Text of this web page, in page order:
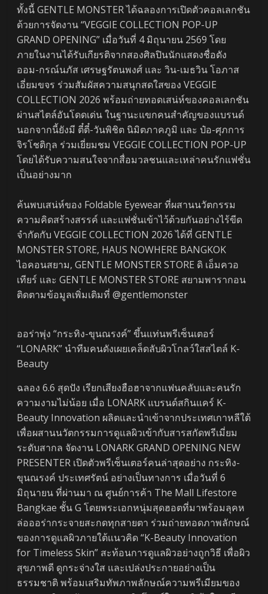
ทั้งนี้ GENTLE MONSTER ได้ฉลองการเปิดตัวคอลเลกชัน
ด้วยการจัดงาน “VEGGIE COLLECTION POP-UP
GRAND OPENING” เมื่อวันที่ 4 มิถุนายน 2569 โดย
ภายในงานได้รับเกียรติจากสองศิลปินนักแสดงชื่อดัง
ออม-กรณ์นภัส เศรษฐรัตนพงศ์ และ วิน-เมธวิน โอภาส
เอี่ยมขจร ร่วมสัมผัสความสนุกสดใสของ VEGGIE
COLLECTION 2026 พร้อมถ่ายทอดเสน่ห์ของคอลเลกชัน
ผ่านสไตล์อันโดดเด่น ในฐานะแขกคนสำคัญของแบรนด์
นอกจากนี้ยังมี ตี๋ตี๋-วันพิชิต นิมิตภาคภูมิ และ ป๋อ-ศุภการ
จิรโชติกุล ร่วมเยี่ยมชม VEGGIE COLLECTION POP-UP
โดยได้รับความสนใจจากสื่อมวลชนและเหล่าคนรักแฟชั่น
เป็นอย่างมาก
ค้นพบเสน่ห์ของ Foldable Eyewear ที่ผสานนวัตกรรม
ความคิดสร้างสรรค์ และแฟชั่นเข้าไว้ด้วยกันอย่างไร้ขีด
จำกัดกับ VEGGIE COLLECTION 2026 ได้ที่ GENTLE
MONSTER STORE, HAUS NOWHERE BANGKOK
ไอคอนสยาม, GENTLE MONSTER STORE ดิ เอ็มควอ
เทียร์ และ GENTLE MONSTER STORE สยามพารากอน
ติดตามข้อมูลเพิ่มเติมที่ @gentlemonster
ออร่าพุ่ง “กระทิง-ขุนณรงค์” ขึ้นแท่นพรีเซ็นเตอร์
“LONARK” นำทีมคนดังเผยเคล็ดลับผิวโกลว์ใสสไตล์ K-
Beauty
​ฉลอง 6.6 สุดปัง เรียกเสียงฮือฮาจากแฟนคลับและคนรัก
ความงามไม่น้อย เมื่อ LONARK แบรนด์สกินแคร์ K-
Beauty Innovation ผลิตและนำเข้าจากประเทศเกาหลีใต้
เพื่อผสานนวัตกรรมการดูแลผิวเข้ากับสารสกัดพรีเมี่ยม
ระดับสากล จัดงาน LONARK GRAND OPENING NEW
PRESENTER เปิดตัวพรีเซ็นเตอร์คนล่าสุดอย่าง กระทิง-
ขุนณรงค์ ประเทศรัตน์ อย่างเป็นทางการ เมื่อวันที่ 6
มิถุนายน ที่ผ่านมา ณ ศูนย์การค้า The Mall Lifestore
Bangkae ชั้น G โดยพระเอกหนุ่มสุดฮอตที่มาพร้อมลุคห
ล่อออร่ากระจายสะกดทุกสายตา ร่วมถ่ายทอดภาพลักษณ์
ของการดูแลผิวภายใต้แนวคิด “K-Beauty Innovation
for Timeless Skin” สะท้อนการดูแลผิวอย่างถูกวิธี เพื่อผิว
สุขภาพดี ดูกระจ่างใส และเปล่งประกายอย่างเป็น
ธรรมชาติ พร้อมเสริมทัพภาพลักษณ์ความพรีเมียมของ